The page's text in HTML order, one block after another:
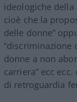
ideologiche
cioè che la
delle donne”
“discriminazione
donne a non
carriera” ecc
di retroguardia